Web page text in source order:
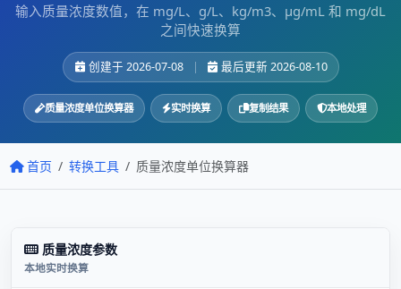
输入质量浓度数值，在 mg/L、g/L、kg/m3、μg/mL 和 mg/dL
之间快速换算
创建于 2026-07-08 | 最后更新 2026-08-10
质量浓度单位换算器 实时换算 复制结果 本地处理
首页 转换工具 质量浓度单位换算器
质量浓度参数
本地实时换算